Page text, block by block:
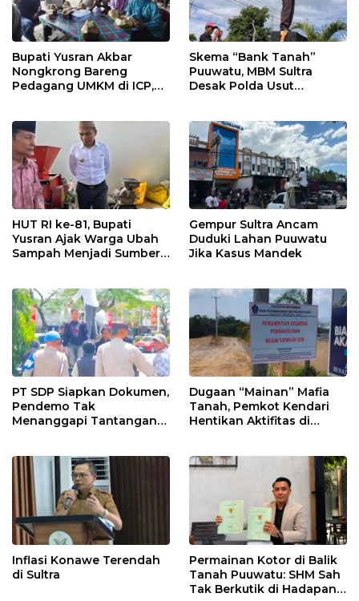
Bupati Yusran Akbar
Nongkrong Bareng
Pedagang UMKM di ICP,
Kerakyatan
Skema “Bank Tanah”
Puuwatu, MBM Sultra
Desak Polda Usut
HUT RI ke-81, Bupati
Yusran Ajak Warga Ubah
Sampah Menjadi Sumber
Gempur Sultra Ancam
Duduki Lahan Puuwatu
Jika Kasus Mandek
PT SDP Siapkan Dokumen,
Pendemo Tak
Menanggapi Tantangan
Dugaan “Mainan” Mafia
Tanah, Pemkot Kendari
Hentikan Aktifitas di
Inflasi Konawe Terendah
di Sultra
Permainan Kotor di Balik
Tanah Puuwatu: SHM Sah
Tak Berkutik di Hadapan